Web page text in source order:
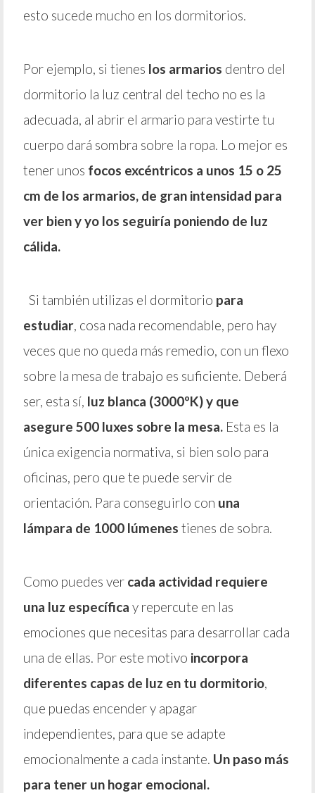
esto sucede mucho en los dormitorios.
Por ejemplo, si tienes los armarios dentro del
dormitorio la luz central del techo no es la
adecuada, al abrir el armario para vestirte tu
cuerpo dará sombra sobre la ropa. Lo mejor es
tener unos focos excéntricos a unos 15 o 25
cm de los armarios, de gran intensidad para
ver bien y yo los seguiría poniendo de luz
cálida.
Si también utilizas el dormitorio para
estudiar, cosa nada recomendable, pero hay
veces que no queda más remedio, con un flexo
sobre la mesa de trabajo es suficiente. Deberá
ser, esta sí, luz blanca (3000ºK) y que
asegure 500 luxes sobre la mesa. Esta es la
única exigencia normativa, si bien solo para
oficinas, pero que te puede servir de
orientación. Para conseguirlo con una
lámpara de 1000 lúmenes tienes de sobra.
Como puedes ver cada actividad requiere
una luz específica y repercute en las
emociones que necesitas para desarrollar cada
una de ellas. Por este motivo incorpora
diferentes capas de luz en tu dormitorio,
que puedas encender y apagar
independientes, para que se adapte
emocionalmente a cada instante. Un paso más
para tener un hogar emocional.